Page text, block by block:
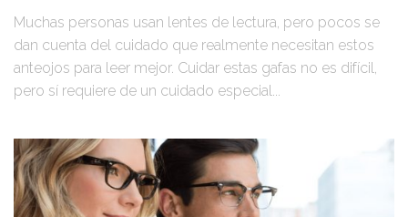
Muchas personas usan lentes de lectura, pero pocos se
dan cuenta del cuidado que realmente necesitan estos
anteojos para leer mejor. Cuidar estas gafas no es difícil,
pero sí requiere de un cuidado especial...